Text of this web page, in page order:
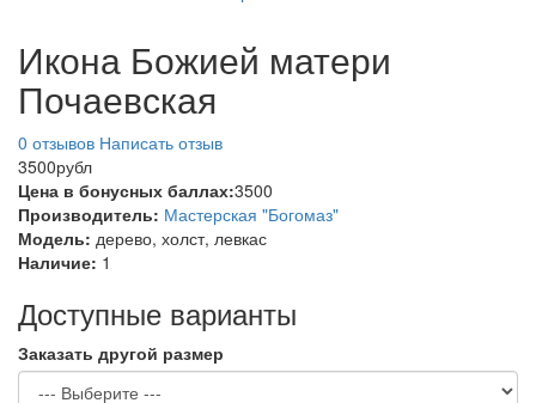
Икона Божией матери
Почаевская
0 отзывов Написать отзыв
3500рубл
Цена в бонусных баллах:3500
Производитель: Мастерская "Богомаз"
Модель: дерево, холст, левкас
Наличие: 1
Доступные варианты
Заказать другой размер